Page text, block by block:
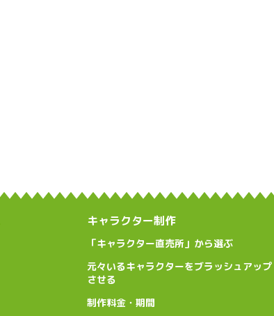
キャラクター制作
「キャラクター直売所」から選ぶ
元々いるキャラクターをブラッシュアップ
させる
制作料金・期間